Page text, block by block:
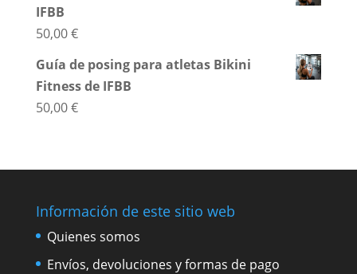
IFBB
50,00€
Guía de posing para atletas Bikini
Fitness de IFBB
50,00€
Información de este sitio web
Quienes somos
Envíos, devoluciones y formas de pago